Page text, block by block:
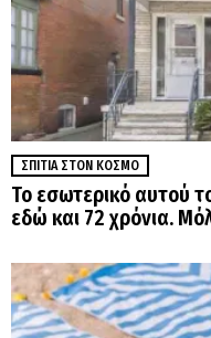
ΣΠΊΤΙΑ ΣΤΟΝ ΚΌΣΜΟ
Το εσωτερικό αυτού
εδώ και 72 χρόνια.